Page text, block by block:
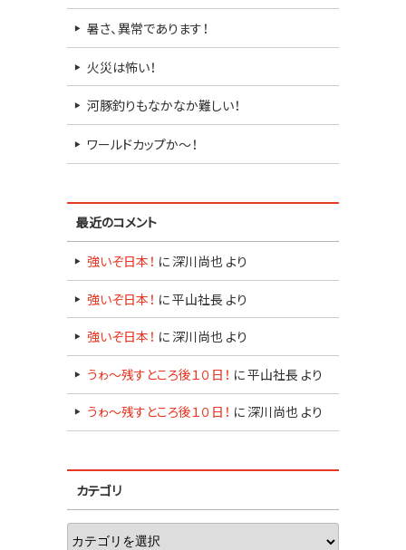
暑さ、異常であります！
火災は怖い！
河豚釣りもなかなか難しい！
ワールドカップか～！
最近のコメント
強いぞ日本！ に 深川尚也 より
強いぞ日本！ に平山社長 より
強いぞ日本！ に 深川尚也 より
うゎ～残すところ後１０日！ に平山社長 より
うゎ～残すところ後１０日！ に 深川尚也 より
カテゴリ